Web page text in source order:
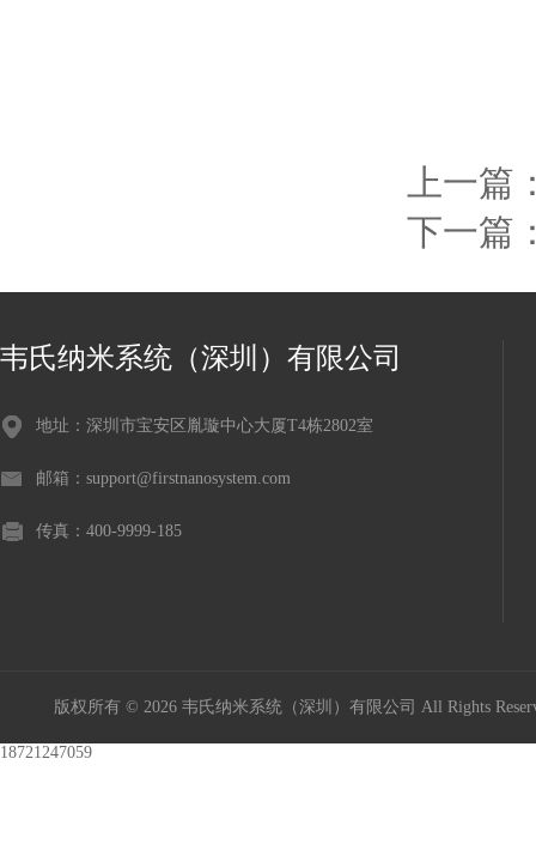
上一篇
下一篇
韦氏纳米系统（深圳）有限公司
地址：深圳市宝安区胤璇中心大厦T4栋2802室
邮箱：support@firstnanosystem.com
传真：400-9999-185
版权所有 © 2026 韦氏纳米系统（深圳）有限公司 All Rights
18721247059